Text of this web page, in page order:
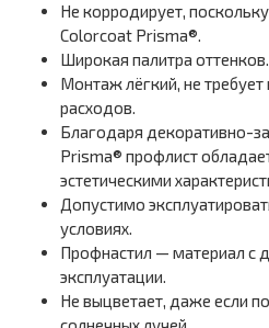
Не корродирует,
Colorcoat Prisma®.
Широкая палитра оттенков.
Монтаж лёгкий, не
расходов.
Благодаря декоративно-
Prisma® профлист
эстетическими
Допустимо
условиях.
Профнастил — материал с
эксплуатации.
Не выцветает, даже если